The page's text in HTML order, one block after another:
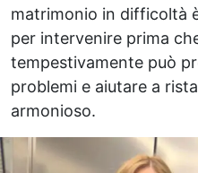
matrimonio in difficoltà
per intervenire prima
tempestivamente può
problemi e aiutare a
armonioso.